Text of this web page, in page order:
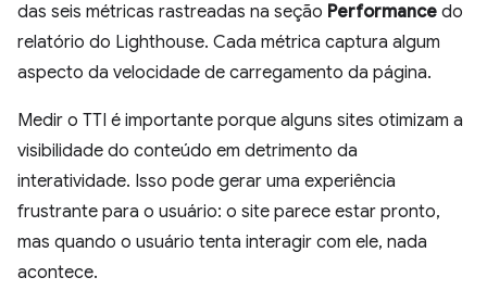
das seis métricas rastreadas na seção Performance do
relatório do Lighthouse. Cada métrica captura algum
aspecto da velocidade de carregamento da página.
Medir o TTI é importante porque alguns sites otimizam a
visibilidade do conteúdo em detrimento da
interatividade. Isso pode gerar uma experiência
frustrante para o usuário: o site parece estar pronto,
mas quando o usuário tenta interagir com ele, nada
acontece.